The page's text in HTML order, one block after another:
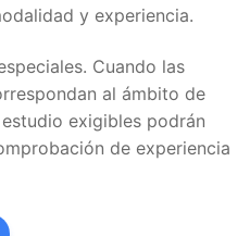
y experiencia.
Cuando las
al ámbito de
exigibles podrán
de experiencia